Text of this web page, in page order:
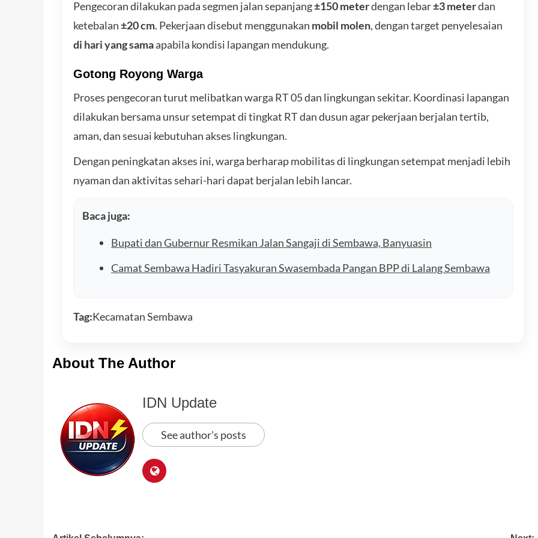
Pengecoran dilakukan pada segmen jalan sepanjang±150 meterdengan lebar±3 meterdan
ketebalan±20 cm. Pekerjaan disebut menggunakan mobil molen, dengan target penyelesaian
di hari yang samaapabila kondisi lapangan mendukung.
Gotong Royong Warga
Proses pengecoran turut melibatkan warga RT 05 dan lingkungan sekitar. Koordinasi lapangan
dilakukan bersama unsur setempat di tingkat RT dan dusun agar pekerjaan berjalan tertib,
aman, dan sesuai kebutuhan akses lingkungan.
Dengan peningkatan akses ini, warga berharap mobilitas di lingkungan setempat menjadi lebih
nyaman dan aktivitas sehari-hari dapat berjalan lebih lancar.
Baca juga:
Bupati dan Gubernur Resmikan Jalan Sangaji di Sembawa, Banyuasin
Camat Sembawa Hadiri Tasyakuran Swasembada Pangan BPP di Lalang Sembawa
Tag:Kecamatan Sembawa
About The Author
IDN Update
See author's posts